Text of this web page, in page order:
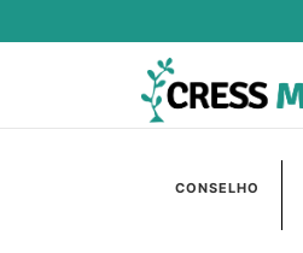
CONSELHO